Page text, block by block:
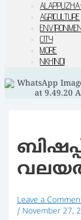
AGRICULTURE
CITY
MORE
NKHINDI
Leave a
/ November 27,